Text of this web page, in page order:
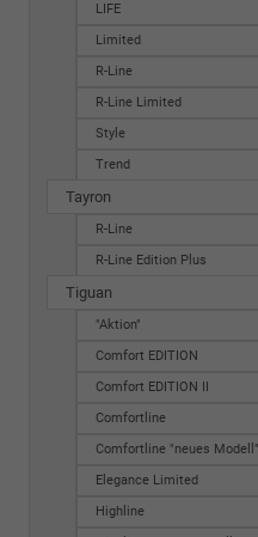
LIFE
Limited
R-Line
R-Line Limited
Style
Trend
Tayron
R-Line
R-Line Edition Plus
Tiguan
"Aktion"
Comfort EDITION
Comfort EDITION II
Comfortline
Comfortline "neues Modell"
Elegance Limited
Highline